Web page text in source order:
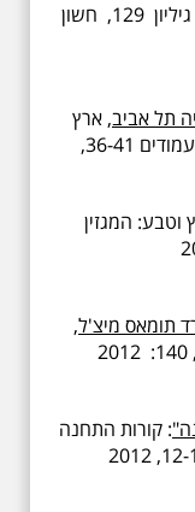
, ארץ וטבע גיליון 129, חשון
תל אביב, ארץ
וטבע: המגזין
תומאס מיצ'ל,
: קורות התחנה